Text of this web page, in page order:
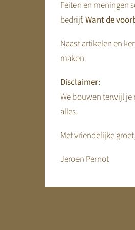
Feiten en meningen
bedrijf.Want de
Naast artikelen en
maken.
Disclaimer:
We bouwen terwijl je
alles.
Met vriendelijke groet,
Jeroen Pernot